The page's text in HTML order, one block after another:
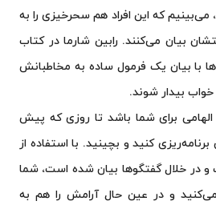
می‌بینیم که این افراد هم سحرخیزی را به
بیان می‌کنند. رابین شارما در کتاب
با بیان یک فرمول ساده‌ به مخاطبانش
بیدار شوند.
برای شما باشد تا روزی که پیش
کنید و بچینید. با استفاده از
و در خلال گفتگوها بیان شده است، شما
می‌کنید و در عین حال آرامش را هم به